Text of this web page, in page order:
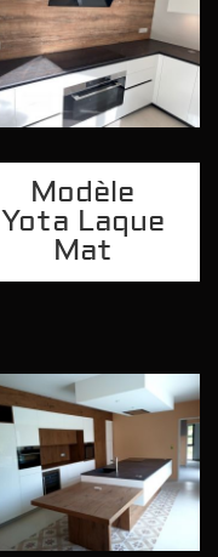
Modèle
Yota Laque
Mat